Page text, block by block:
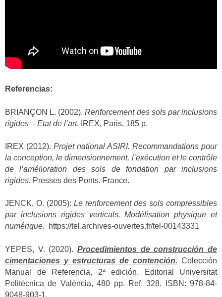
Referencias:
BRIANÇON L. (2002).Renforcement des sols par inclusions
rigides – Etat de l’art. IREX, Paris, 185 p.
IREX (2012). Projet national ASIRI. Recommandations pour
la conception, le dimensionnement, l’exécution et le contrôle
de l’amélioration des sols de fondation par inclusions
rigides. Presses des Ponts. France.
JENCK, O. (2005): Le renforcement des sols compressibles
par inclusions rigides verticals. Modélisation physique et
numérique. https://tel.archives-ouvertes.fr/tel-00143331
YEPES, V. (2020). Procedimientos de construcción de
cimentaciones y estructuras de contención. Colección
Manual de Referencia, 2ª edición. Editorial Universitat
Politècnica de València, 480 pp. Ref. 328. ISBN: 978-84-
9048-903-1.